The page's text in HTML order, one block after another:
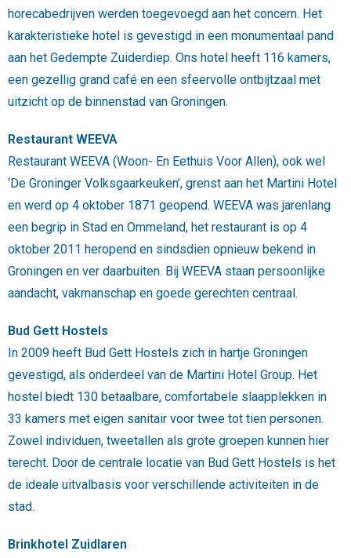
horecabedrijven werden toegevoegd aan het concern. Het
karakteristieke hotel is gevestigd in een monumentaal pand
aan het Gedempte Zuiderdiep. Ons hotel heeft 116 kamers,
een gezellig grand café en een sfeervolle ontbijtzaal met
uitzicht op de binnenstad van Groningen.
Restaurant WEEVA
Restaurant WEEVA (Woon- En Eethuis Voor Allen), ook wel
‘De Groninger Volksgaarkeuken’, grenst aan het Martini Hotel
en werd op 4 oktober 1871 geopend. WEEVA was jarenlang
een begrip in Stad en Ommeland, het restaurant is op 4
oktober 2011 heropend en sindsdien opnieuw bekend in
Groningen en ver daarbuiten. Bij WEEVA staan persoonlijke
aandacht, vakmanschap en goede gerechten centraal.
Bud Gett Hostels
In 2009 heeft Bud Gett Hostels zich in hartje Groningen
gevestigd, als onderdeel van de Martini Hotel Group. Het
hostel biedt 130 betaalbare, comfortabele slaapplekken in
33 kamers met eigen sanitair voor twee tot tien personen.
Zowel individuen, tweetallen als grote groepen kunnen hier
terecht. Door de centrale locatie van Bud Gett Hostels is het
de ideale uitvalbasis voor verschillende activiteiten in de
stad.
Brinkhotel Zuidlaren